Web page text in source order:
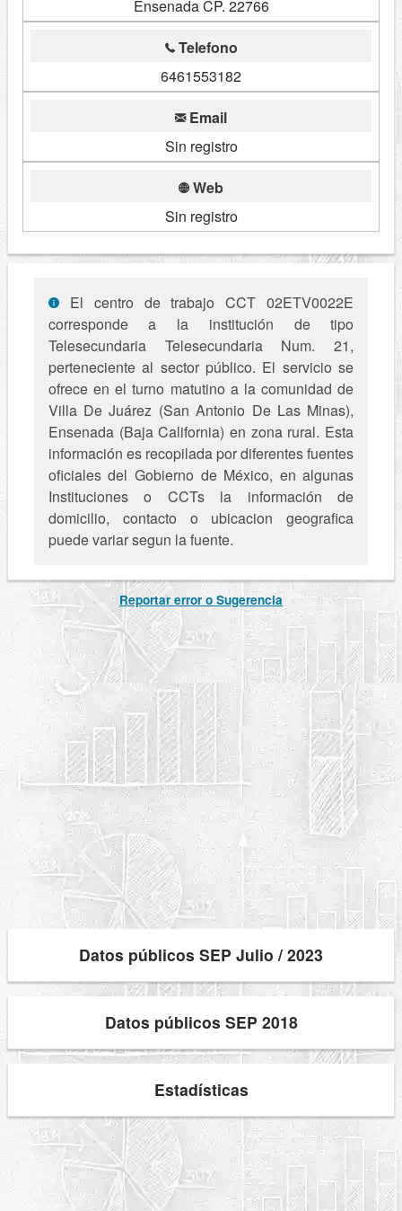
Ensenada CP. 22766
Telefono
6461553182
Email
Sin registro
Web
Sin registro
El centro de trabajo CCT 02ETV0022E
corresponde a la institución de tipo
Telesecundaria Telesecundaria Num. 21,
perteneciente al sector público. El servicio se
ofrece en el turno matutino a la comunidad de
Villa De Juárez (San Antonio De Las Minas),
Ensenada (Baja California) en zona rural. Esta
información es recopilada por diferentes fuentes
oficiales del Gobierno de México, en algunas
Instituciones o CCTs la información de
domicilio, contacto o ubicacion geografica
puede variar segun la fuente.
Reportar error o Sugerencia
Datos públicos SEP Julio / 2023
Datos públicos SEP 2018
Estadísticas